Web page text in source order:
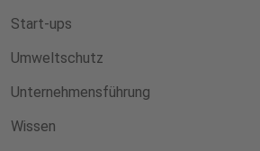
Start-ups
Umweltschutz
Unternehmensführung
Wissen